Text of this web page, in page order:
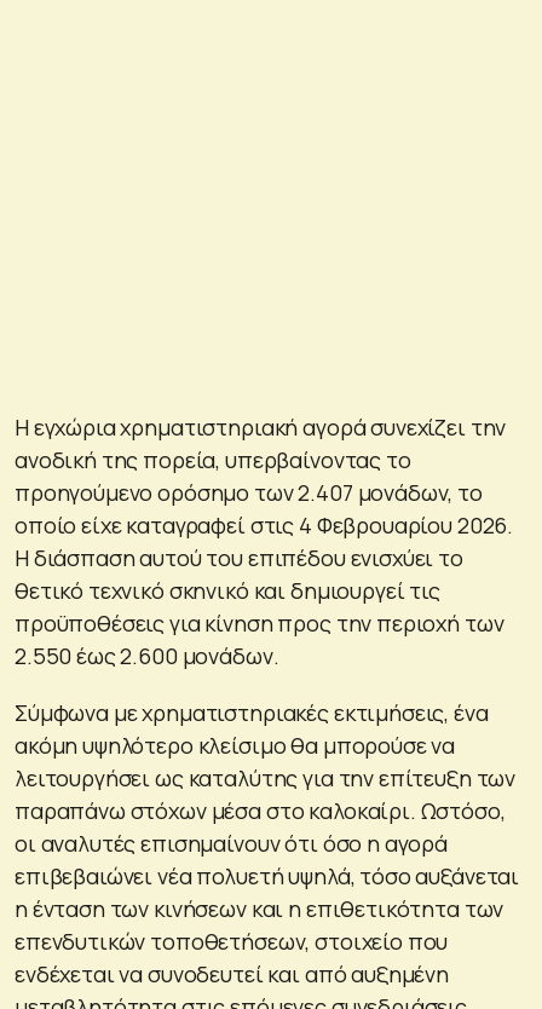
Η εγχώρια χρηματιστηριακή αγορά συνεχίζει την
ανοδική της πορεία, υπερβαίνοντας το
προηγούμενο ορόσημο των 2.407 μονάδων, το
οποίο είχε καταγραφεί στις 4 Φεβρουαρίου 2026.
Η διάσπαση αυτού του επιπέδου ενισχύει το
θετικό τεχνικό σκηνικό και δημιουργεί τις
προϋποθέσεις για κίνηση προς την περιοχή των
2.550 έως 2.600 μονάδων.
Σύμφωνα με χρηματιστηριακές εκτιμήσεις, ένα
ακόμη υψηλότερο κλείσιμο θα μπορούσε να
λειτουργήσει ως καταλύτης για την επίτευξη των
παραπάνω στόχων μέσα στο καλοκαίρι. Ωστόσο,
οι αναλυτές επισημαίνουν ότι όσο η αγορά
επιβεβαιώνει νέα πολυετή υψηλά, τόσο αυξάνεται
η ένταση των κινήσεων και η επιθετικότητα των
επενδυτικών τοποθετήσεων, στοιχείο που
ενδέχεται να συνοδευτεί και από αυξημένη